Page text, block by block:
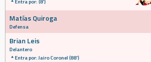
Matías Quiroga
Defensa
Brian Leis
Delantero
Entra por: Jairo Coronel (88')